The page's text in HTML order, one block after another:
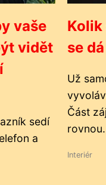
vaše
vidět
sedí
a
Kolik
se
Už
Část
Interiér